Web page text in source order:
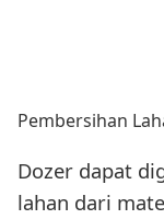
Pembersihan
Dozer dapat
lahan dari